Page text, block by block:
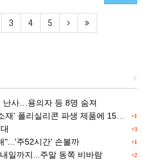
3 4 5
+
난사…용의자 등 8명 숨져
+1
콘 파생 제품에 15% 관세...한국 기업도 영향
+3
+1
"...'주52시간' 손볼까
+2
일까지...주말 동쪽 비바람